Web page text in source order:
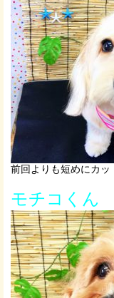
前回よりも短めにカ
モチコくん